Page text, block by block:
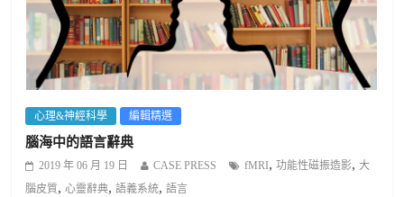
心理&神經科學 編輯精選
腦海中的語言辭典
2019 年 06 月 19 日 CASE PRESS fMRI,功能性磁振造影,大
腦皮質,心靈辭典,語義系統,語言